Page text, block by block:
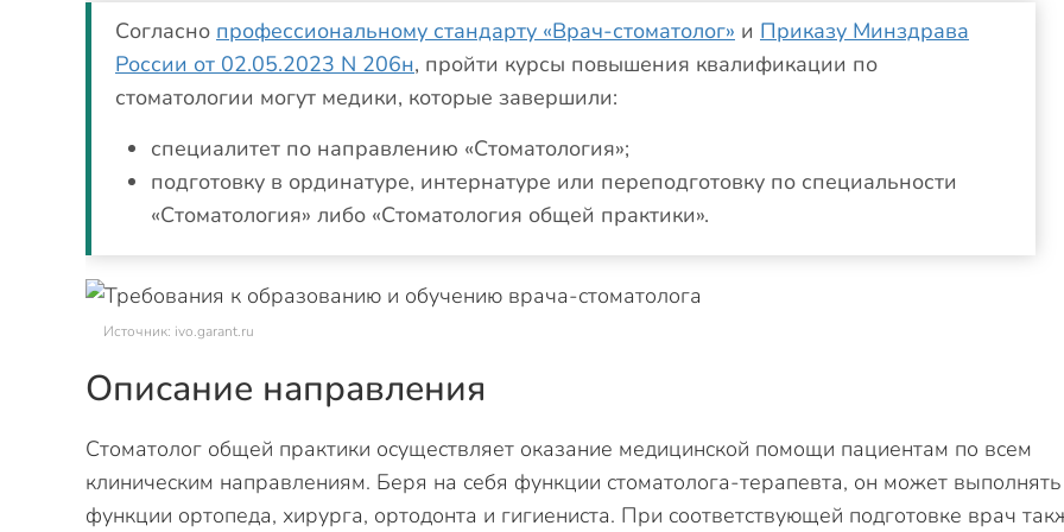
Согласно профессиональному стандарту «Врач-стоматолог» и Приказу Минздрава
России от 02.05.2023 N 206н, пройти курсы повышения квалификации по
стоматологии могут медики, которые завершили:
специалитет по направлению «Стоматология»;
подготовку в ординатуре, интернатуре или переподготовку по специальности
«Стоматология» либо «Стоматология общей практики».
Источник: ivo.garant.ru
Описание направления
Стоматолог общей практики осуществляет оказание медицинской помощи пациентам по всем
клиническим направлениям. Беря на себя функции стоматолога-терапевта, он может выполнять
функции ортопеда, хирурга, ортодонта и гигиениста. При соответствующей подготовке врач